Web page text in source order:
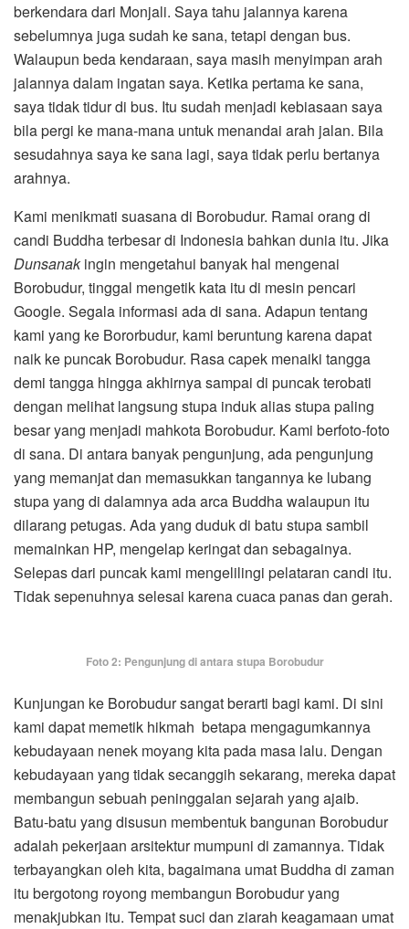
berkendara dari Monjali. Saya tahu jalannya karena
sebelumnya juga sudah ke sana, tetapi dengan bus.
Walaupun beda kendaraan, saya masih menyimpan arah
jalannya dalam ingatan saya. Ketika pertama ke sana,
saya tidak tidur di bus. Itu sudah menjadi kebiasaan saya
bila pergi ke mana-mana untuk menandai arah jalan. Bila
sesudahnya saya ke sana lagi, saya tidak perlu bertanya
arahnya.
Kami menikmati suasana di Borobudur. Ramai orang di
candi Buddha terbesar di Indonesia bahkan dunia itu. Jika
Dunsanakingin mengetahui banyak hal mengenai
Borobudur, tinggal mengetik kata itu di mesin pencari
Google. Segala informasi ada di sana. Adapun tentang
kami yang ke Bororbudur, kami beruntung karena dapat
naik ke puncak Borobudur. Rasa capek menaiki tangga
demi tangga hingga akhirnya sampai di puncak terobati
dengan melihat langsung stupa induk alias stupa paling
besar yang menjadi mahkota Borobudur. Kami berfoto-foto
di sana. Di antara banyak pengunjung, ada pengunjung
yang memanjat dan memasukkan tangannya ke lubang
stupa yang di dalamnya ada arca Buddha walaupun itu
dilarang petugas. Ada yang duduk di batu stupa sambil
memainkan HP, mengelap keringat dan sebagainya.
Selepas dari puncak kami mengelilingi pelataran candi itu.
Tidak sepenuhnya selesai karena cuaca panas dan gerah.
Foto 2: Pengunjung di antara stupa Borobudur
Kunjungan ke Borobudur sangat berarti bagi kami. Di sini
kami dapat memetik hikmah betapa mengagumkannya
kebudayaan nenek moyang kita pada masa lalu. Dengan
kebudayaan yang tidak secanggih sekarang, mereka dapat
membangun sebuah peninggalan sejarah yang ajaib.
Batu-batu yang disusun membentuk bangunan Borobudur
adalah pekerjaan arsitektur mumpuni di zamannya. Tidak
terbayangkan oleh kita, bagaimana umat Buddha di zaman
itu bergotong royong membangun Borobudur yang
menakjubkan itu. Tempat suci dan ziarah keagamaan umat